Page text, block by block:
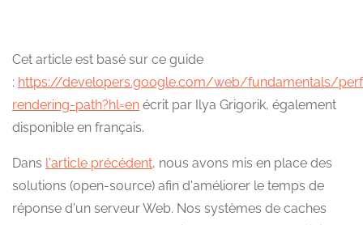
Cet article est basé sur ce guide
: https://developers.google.com/web/fundamentals/
rendering-path?hl=en écrit par Ilya Grigorik, également
disponible en français.
Dans l'article précédent, nous avons mis en place des
solutions (open-source) afin d'améliorer le temps de
réponse d'un serveur Web. Nos systèmes de caches